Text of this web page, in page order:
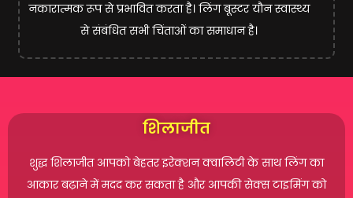
नकारात्मक रूप से प्रभावित करता है। लिंग बूस्टर यौन स्वास्थ्य
से संबंधित सभी चिंताओं का समाधान है।
शिलाजीत
शुद्ध शिलाजीत आपको बेहतर इरेक्शन क्वालिटी के साथ लिंग का
आकार बढ़ाने में मदद कर सकता है और आपकी सेक्स टाइमिंग को